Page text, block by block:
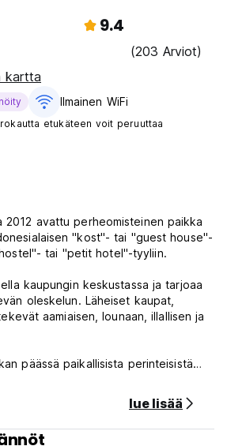
9.4
(203 Arviot)
kartta
Ilmainen WiFi
etukäteen voit peruuttaa
2012 avattu perheomisteinen paikka
"kost"- tai "guest house"-
tai "petit hotel"-tyyliin.
kaupungin keskustassa ja tarjoaa
oleskelun. Läheiset kaupat,
aamiaisen, lounaan, illallisen ja
päässä paikallisista perinteisistä
suositusta halpakirjakaupasta
päässä Gubengin
ostoskeskuksista, kuten
Mall, ja 50 minuutin ajomatkan
lue lisää